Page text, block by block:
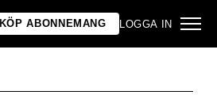
KÖP ABONNEMANG LOGGA IN